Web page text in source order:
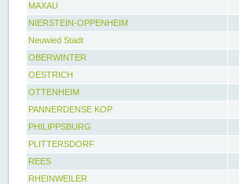
MAXAU
NIERSTEIN-OPPENHEIM
Neuwied Stadt
OBERWINTER
OESTRICH
OTTENHEIM
PANNERDENSE KOP
PHILIPPSBURG
PLITTERSDORF
REES
RHEINWEILER